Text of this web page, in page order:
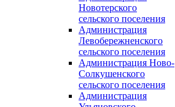
Новотерского
сельского поселения
Администрация
Левобережненского
сельского поселения
Администрация Ново-
Солкушенского
сельского поселения
Администрация